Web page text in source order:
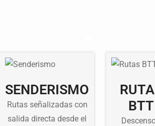
SENDERISMO
Rutas señalizadas con
salida directa desde el
BTT